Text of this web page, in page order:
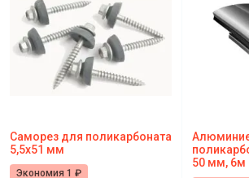
Саморез для поликарбоната
5,5х51 мм
Экономия 1 ₽
50 мм, 6м